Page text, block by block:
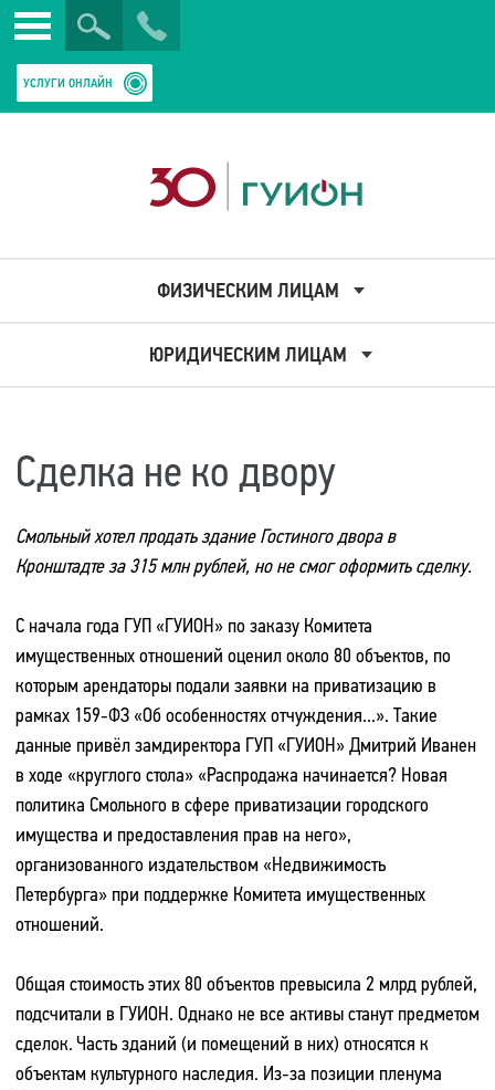
Закрыть
Искать
УСЛУГИ ОНЛАЙН
ФИЗИЧЕСКИМ ЛИЦАМ
ЮРИДИЧЕСКИМ ЛИЦАМ
Сделка не ко двору
Смольный хотел продать здание Гостиного двора в
Кронштадте за 315 млн рублей, но не смог оформить сделку.
С начала года ГУП «ГУИОН» по заказу Комитета
имущественных отношений оценил около 80 объектов, по
которым арендаторы подали заявки на приватизацию в
рамках 159-ФЗ «Об особенностях отчуждения...». Такие
данные привёл замдиректора ГУП «ГУИОН» Дмитрий Иванен
в ходе «круглого стола» «Распродажа начинается? Новая
политика Смольного в сфере приватизации городского
имущества и предоставления прав на него»,
организованного издательством «Недвижимость
Петербурга» при поддержке Комитета имущественных
отношений.
Общая стоимость этих 80 объектов превысила 2 млрд рублей,
подсчитали в ГУИОН. Однако не все активы станут предметом
сделок. Часть зданий (и помещений в них) относятся к
объектам культурного наследия. Из-за позиции пленума